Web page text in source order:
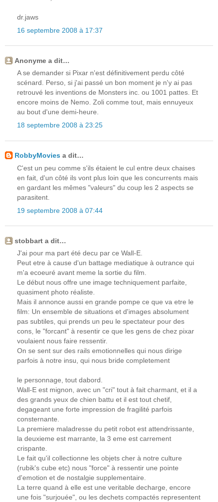
dr.jaws
16 septembre 2008 à 17:37
Anonyme a dit…
A se demander si Pixar n'est définitivement perdu côté
scénard. Perso, si j'ai passé un bon moment je n'y ai pas
retrouvé les inventions de Monsters inc. ou 1001 pattes. Et
encore moins de Nemo. Zoli comme tout, mais ennuyeux
au bout d'une demi-heure.
18 septembre 2008 à 23:25
RobbyMovies a dit…
C'est un peu comme s'ils étaient le cul entre deux chaises
en fait, d'un côté ils vont plus loin que les concurrents mais
en gardant les mêmes "valeurs" du coup les 2 aspects se
parasitent.
19 septembre 2008 à 07:44
stobbart a dit…
J'ai pour ma part été decu par ce Wall-E.
Peut etre à cause d'un battage mediatique à outrance qui
m'a ecoeuré avant meme la sortie du film.
Le début nous offre une image techniquement parfaite,
quasiment photo réaliste.
Mais il annonce aussi en grande pompe ce que va etre le
film: Un ensemble de situations et d'images absolument
pas subtiles, qui prends un peu le spectateur pour des
cons, le "forcant" à resentir ce que les gens de chez pixar
voulaient nous faire ressentir.
On se sent sur des rails emotionnelles qui nous dirige
parfois à notre insu, qui nous bride completement
le personnage, tout dabord.
Wall-E est mignon, avec un "cri" tout à fait charmant, et il a
des grands yeux de chien battu et il est tout chetif,
degageant une forte impression de fragilité parfois
consternante.
La premiere maladresse du petit robot est attendrissante,
la deuxieme est marrante, la 3 eme est carrement
crispante.
Le fait qu'il collectionne les objets cher à notre culture
(rubik's cube etc) nous "force" à ressentir une pointe
d'emotion et de nostalgie supplementaire.
La terre quand à elle est une veritable decharge, encore
une fois "surjouée", ou les dechets compactés representent